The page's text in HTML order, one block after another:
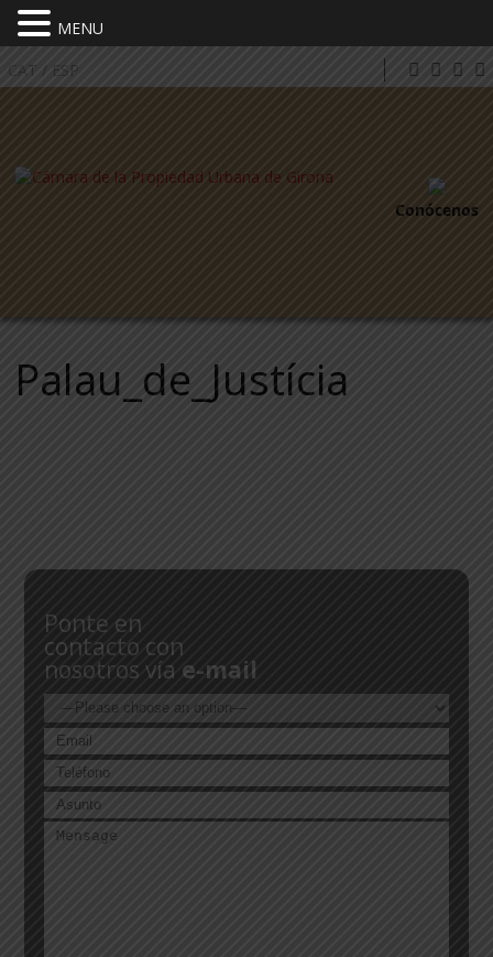
CAT / ESP
Conócenos
Palau_de_Justícia
Ponte en
contacto con
nosotros vía e-mail
MENU